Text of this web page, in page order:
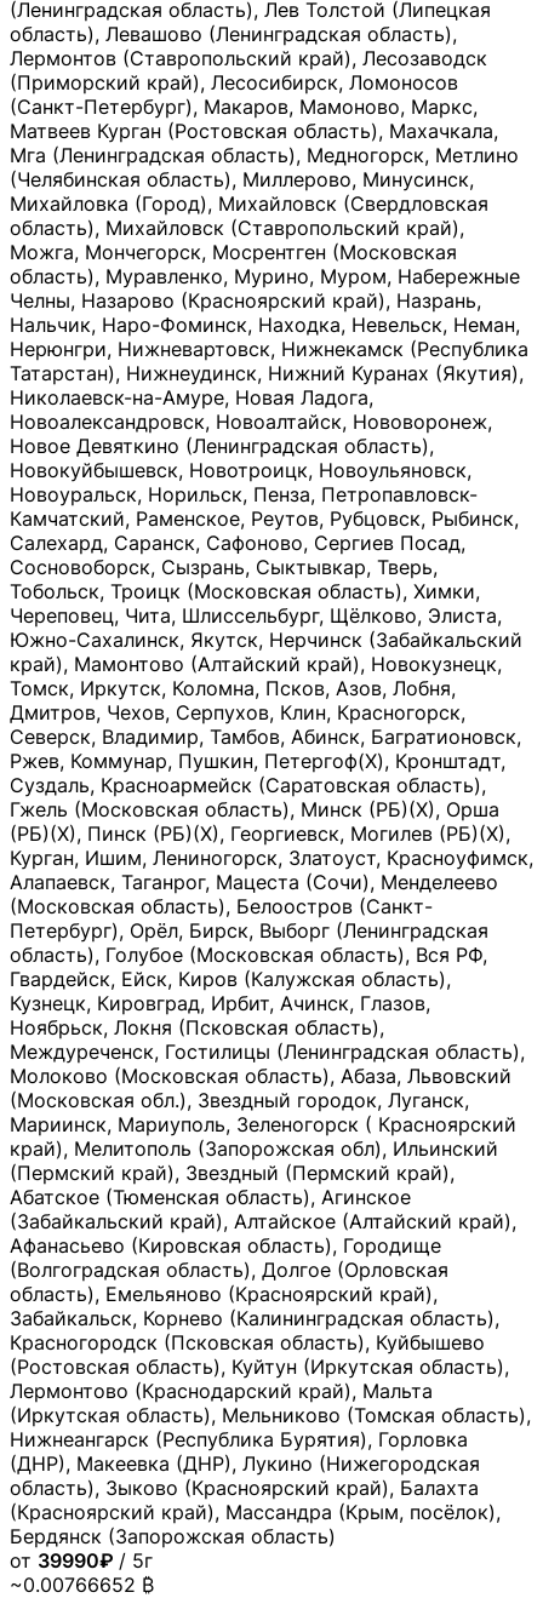
(Ленинградская область), Лев Толстой (Липецкая
область), Левашово (Ленинградская область),
Лермонтов (Ставропольский край), Лесозаводск
(Приморский край), Лесосибирск, Ломоносов
(Санкт-Петербург), Макаров, Мамоново, Маркс,
Матвеев Курган (Ростовская область), Махачкала,
Мга (Ленинградская область), Медногорск, Метлино
(Челябинская область), Миллерово, Минусинск,
Михайловка (Город), Михайловск (Свердловская
область), Михайловск (Ставропольский край),
Можга, Мончегорск, Мосрентген (Московская
область), Муравленко, Мурино, Муром, Набережные
Челны, Назарово (Красноярский край), Назрань,
Нальчик, Наро-Фоминск, Находка, Невельск, Неман,
Нерюнгри, Нижневартовск, Нижнекамск (Республика
Татарстан), Нижнеудинск, Нижний Куранах (Якутия),
Николаевск-на-Амуре, Новая Ладога,
Новоалександровск, Новоалтайск, Нововоронеж,
Новое Девяткино (Ленинградская область),
Новокуйбышевск, Новотроицк, Новоульяновск,
Новоуральск, Норильск, Пенза, Петропавловск-
Камчатский, Раменское, Реутов, Рубцовск, Рыбинск,
Салехард, Саранск, Сафоново, Сергиев Посад,
Сосновоборск, Сызрань, Сыктывкар, Тверь,
Тобольск, Троицк (Московская область), Химки,
Череповец, Чита, Шлиссельбург, Щёлково, Элиста,
Южно-Сахалинск, Якутск, Нерчинск (Забайкальский
край), Мамонтово (Алтайский край), Новокузнецк,
Томск, Иркутск, Коломна, Псков, Азов, Лобня,
Дмитров, Чехов, Серпухов, Клин, Красногорск,
Северск, Владимир, Тамбов, Абинск, Багратионовск,
Ржев, Коммунар, Пушкин, Петергоф(Х), Кронштадт,
Суздаль, Красноармейск (Саратовская область),
Гжель (Московская область), Минск (РБ)(Х), Орша
(РБ)(Х), Пинск (РБ)(Х), Георгиевск, Могилев (РБ)(Х),
Курган, Ишим, Лениногорск, Златоуст, Красноуфимск,
Алапаевск, Таганрог, Мацеста (Сочи), Менделеево
(Московская область), Белоостров (Санкт-
Петербург), Орёл, Бирск, Выборг (Ленинградская
область), Голубое (Московская область), Вся РФ,
Гвардейск, Ейск, Киров (Калужская область),
Кузнецк, Кировград, Ирбит, Ачинск, Глазов,
Ноябрьск, Локня (Псковская область),
Междуреченск, Гостилицы (Ленинградская область),
Молоково (Московская область), Абаза, Львовский
(Московская обл.), Звездный городок, Луганск,
Мариинск, Мариуполь, Зеленогорск ( Красноярский
край), Мелитополь (Запорожская обл), Ильинский
(Пермский край), Звездный (Пермский край),
Абатское (Тюменская область), Агинское
(Забайкальский край), Алтайское (Алтайский край),
Афанасьево (Кировская область), Городище
(Волгоградская область), Долгое (Орловская
область), Емельяново (Красноярский край),
Забайкальск, Корнево (Калининградская область),
Красногородск (Псковская область), Куйбышево
(Ростовская область), Куйтун (Иркутская область),
Лермонтово (Краснодарский край), Мальта
(Иркутская область), Мельниково (Томская область),
Нижнеангарск (Республика Бурятия), Горловка
(ДНР), Макеевка (ДНР), Лукино (Нижегородская
область), Зыково (Красноярский край), Балахта
(Красноярский край), Массандра (Крым, посёлок),
Бердянск (Запорожская область)
от 39990₽ / 5г
~0.00766652 ₿